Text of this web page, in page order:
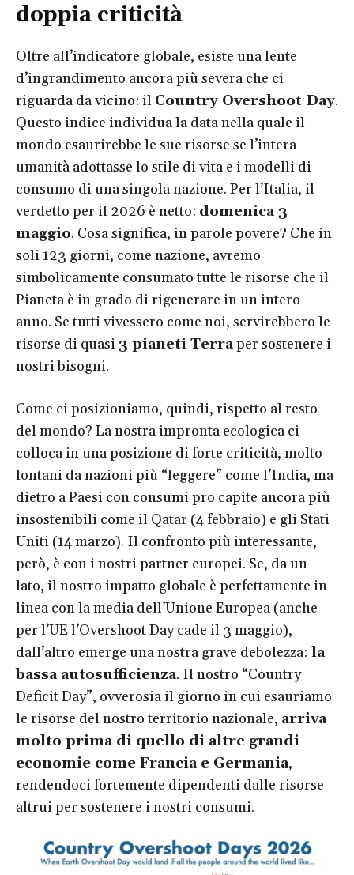
doppia criticità
Oltre all’indicatore globale, esiste una lente
d’ingrandimento ancora più severa che ci
riguarda da vicino: il Country Overshoot Day.
Questo indice individua la data nella quale il
mondo esaurirebbe le sue risorse se l’intera
umanità adottasse lo stile di vita e i modelli di
consumo di una singola nazione. Per l’Italia, il
verdetto per il 2026 è netto: domenica 3
maggio. Cosa significa, in parole povere? Che in
soli 123 giorni, come nazione, avremo
simbolicamente consumato tutte le risorse che il
Pianeta è in grado di rigenerare in un intero
anno. Se tutti vivessero come noi, servirebbero le
risorse di quasi3 pianeti Terraper sostenere i
nostri bisogni.
Come ci posizioniamo, quindi, rispetto al resto
del mondo? La nostra impronta ecologica ci
colloca in una posizione di forte criticità, molto
lontani da nazioni più “leggere” come l’India, ma
dietro a Paesi con consumi pro capite ancora più
insostenibili come il Qatar (4 febbraio) e gli Stati
Uniti (14 marzo). Il confronto più interessante,
però, è con i nostri partner europei. Se, da un
lato, il nostro impatto globale è perfettamente in
linea con la media dell’Unione Europea (anche
per l’UE l’Overshoot Day cade il 3 maggio),
dall’altro emerge una nostra grave debolezza: la
bassa autosufficienza. Il nostro “Country
Deficit Day”, ovverosia il giorno in cui esauriamo
le risorse del nostro territorio nazionale, arriva
molto prima di quello di altre grandi
economie come Francia e Germania,
rendendoci fortemente dipendenti dalle risorse
altrui per sostenere i nostri consumi.